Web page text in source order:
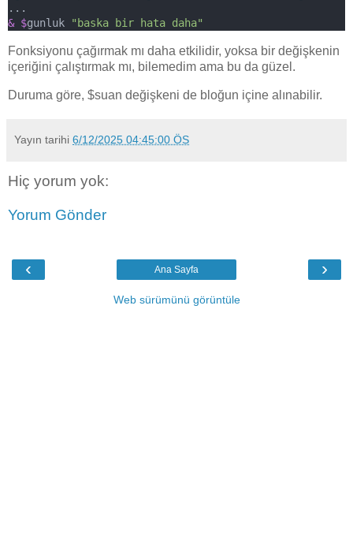
...
& $gunluk "baska bir hata daha"
Fonksiyonu çağırmak mı daha etkilidir, yoksa bir değişkenin
içeriğini çalıştırmak mı, bilemedim ama bu da güzel.
Duruma göre, $suan değişkeni de bloğun içine alınabilir.
Yayın tarihi 6/12/2025 04:45:00 ÖS
Hiç yorum yok:
Yorum Gönder
‹ ›
Ana Sayfa
Web sürümünü görüntüle